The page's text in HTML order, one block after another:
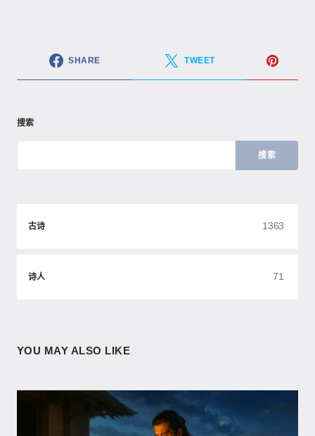
SHARE TWEET
搜索
搜索
古诗 1363
诗人 71
YOU MAY ALSO LIKE